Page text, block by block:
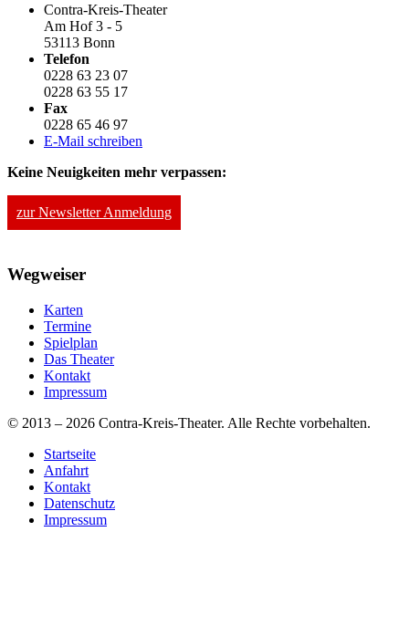
Contra-Kreis-Theater
Am Hof 3 - 5
53113 Bonn
Telefon
0228 63 23 07
0228 63 55 17
Fax
0228 65 46 97
E-Mail schreiben
Keine Neuigkeiten mehr verpassen:
zur Newsletter Anmeldung
Wegweiser
Karten
Termine
Spielplan
Das Theater
Kontakt
Impressum
© 2013 – 2026 Contra-Kreis-Theater. Alle Rechte vorbehalten.
Startseite
Anfahrt
Kontakt
Datenschutz
Impressum